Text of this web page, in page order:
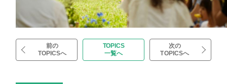
前の
TOPICSへ
TOPICS
一覧へ
次の
TOPICSへ